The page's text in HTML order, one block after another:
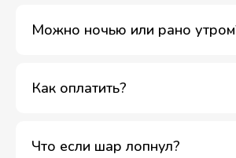
Можно ночью или рано
Как оплатить?
Что если шар лопнул?